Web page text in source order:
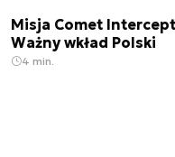
Misja Comet
Ważny wkład Polski
4 min.